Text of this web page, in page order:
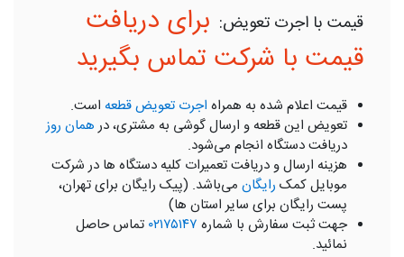
برای دریافت
قیمت با شرکت تماس بگیرید
قیمت اعلام شده به همراه اجرت تعویض قطعه است.
تعویض این قطعه و ارسال گوشی به مشتری، درهمان روز
دریافت دستگاه انجام می‌شود.
هزینه ارسال و دریافت تعمیرات کلیه دستگاه ها در شرکت
موبایل کمک رایگان می‌باشد. (پیک رایگان برای تهران،
پست رایگان برای سایر استان ها)
جهت ثبت سفارش با شماره ۰۲۱۷۵۱۴۷ تماس حاصل
نمائید.